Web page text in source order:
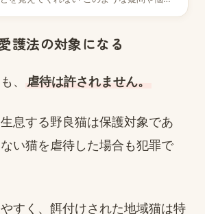
護法の対象になる
、 虐待は許されません。
息する野良猫は保護対象であ
い猫を虐待した場合も犯罪で
すく、餌付けされた地域猫は特